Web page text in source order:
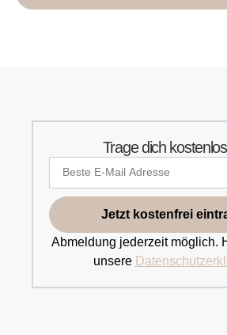
Trage dich
Jetzt kostenfrei
Abmeldung jederzeit möglich.
unsere